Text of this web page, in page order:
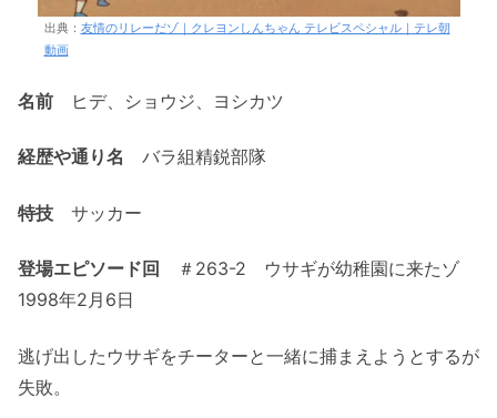
出典： 友情のリレーだゾ｜クレヨンしんちゃん テレビスペシャル｜テレ朝
動画
名前 ヒデ、ショウジ、ヨシカツ
経歴や通り名 バラ組精鋭部隊
特技 サッカー
登場エピソード回
＃263-2 ウサギが幼稚園に来たゾ
1998年2月6日
逃げ出したウサギをチーターと一緒に捕まえようとするが
失敗。